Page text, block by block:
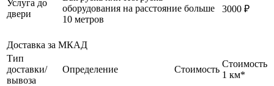
Услуга до
двери
оборудования на расстояние больше
10 метров
3000 ₽
Доставка за МКАД
Тип
доставки/
вывоза
Определение Стоимость
Стоимость
1 км*